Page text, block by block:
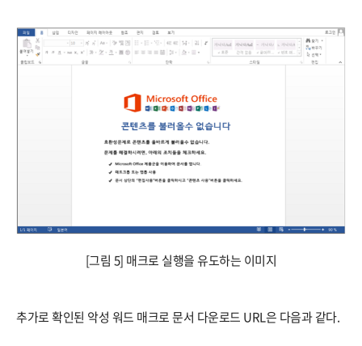
[그림 5] 매크로 실행을 유도하는 이미지
​추가로 확인된 악성 워드 매크로 문서 다운로드 URL은 다음과 같다.